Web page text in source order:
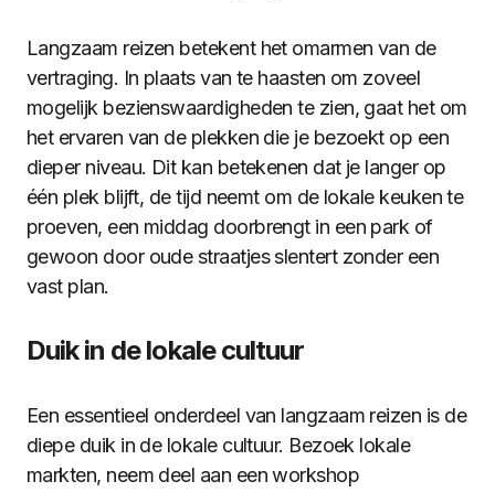
Langzaam reizen betekent het omarmen van de
vertraging. In plaats van te haasten om zoveel
mogelijk bezienswaardigheden te zien, gaat het om
het ervaren van de plekken die je bezoekt op een
dieper niveau. Dit kan betekenen dat je langer op
één plek blijft, de tijd neemt om de lokale keuken te
proeven, een middag doorbrengt in een park of
gewoon door oude straatjes slentert zonder een
vast plan.
Duik in de lokale cultuur
Een essentieel onderdeel van langzaam reizen is de
diepe duik in de lokale cultuur. Bezoek lokale
markten, neem deel aan een workshop